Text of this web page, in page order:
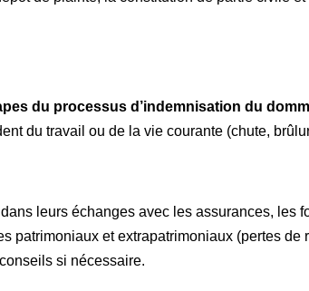
du processus d’indemnisation du
du travail ou de la vie courante (chute,
dans leurs échanges avec les assurances, les
patrimoniaux et extrapatrimoniaux (pertes
si nécessaire.